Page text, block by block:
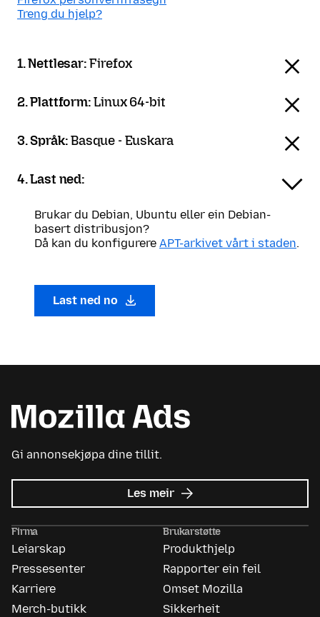
Treng du hjelp?
1. Nettlesar:Firefox
2. Plattform:Linux 64-bit
3. Språk:Basque - Euskara
4. Last ned:
Brukar du Debian, Ubuntu eller ein Debian-
basert distribusjon?
Då kan du konfigurere APT-arkivet vårt i staden.
Last ned no
Gi annonsekjøpa dine tillit.
Les meir om
Mozilla
Firma
Leiarskap
Pressesenter
Karriere
Merch-butikk
Brukarstøtte
Produkthjelp
Rapporter ein feil
Omset Mozilla
Sikkerheit